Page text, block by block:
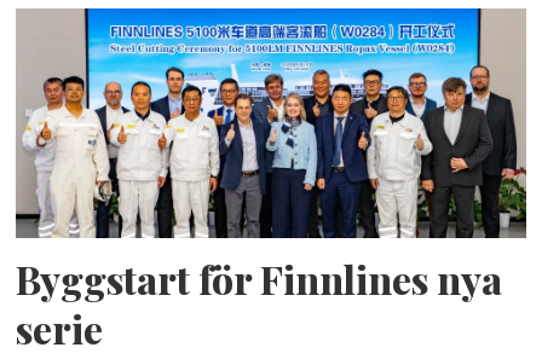
Byggstart för Finnlines nya
serie